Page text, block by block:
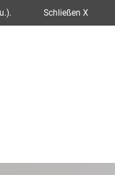
zu (s.u.). Schließen X